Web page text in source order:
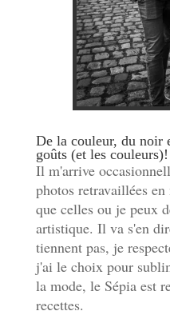
De la couleur, du noir
goûts (et les couleurs)!
Il m'arrive
photos retravaillées
que celles ou je peux
artistique. Il va s'en
tiennent pas, je
j'ai le choix pour
la mode, le Sépia est
recettes.